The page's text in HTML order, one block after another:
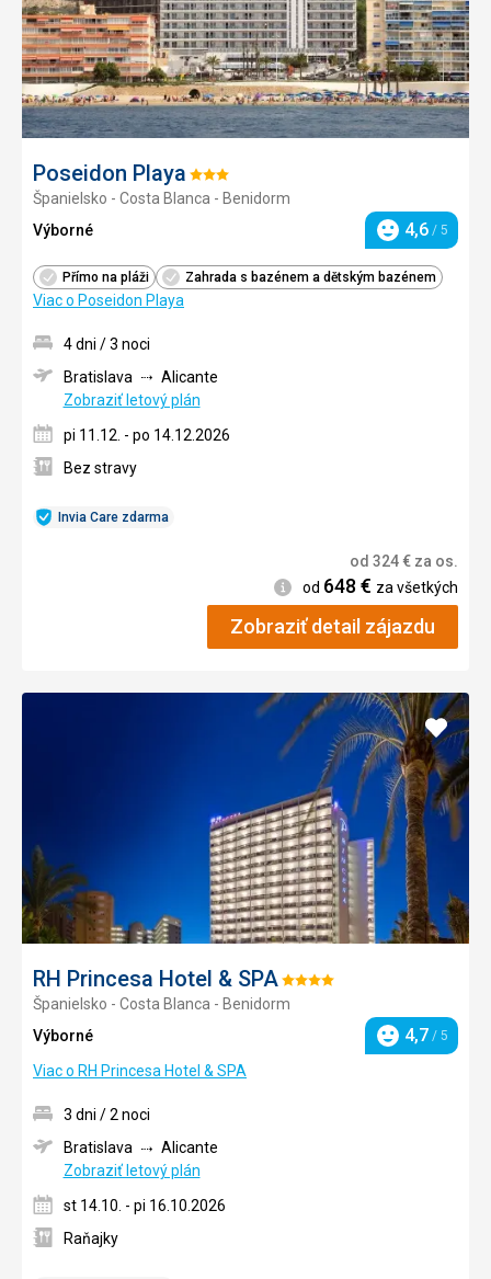
Poseidon Playa Hodnotenie:
3/5
Španielsko - Costa Blanca - Benidorm
Výborné
Hodnotenie
4,6 / 5
Přímo na pláži Zahrada s bazénem a dětským bazénem
Viac o Poseidon Playa
Invia Care zdarma
4 dni / 3 noci
Bratislava
Alicante
Zobraziť letový plán
pi 11.12. - po 14.12.2026
Bez stravy
od 324€ za os.
Informácie
od 648 € za všetkých
Zobraziť detail zájazdu
RH Princesa Hotel & SPAHodnotenie:
4/5
Španielsko - Costa Blanca - Benidorm
Výborné
Hodnotenie
4,7 / 5
Viac o RH Princesa Hotel & SPA
Pridať
do
3 dni / 2 noci
Bratislava
Alicante
Zobraziť letový plán
st 14.10. - pi 16.10.2026
Raňajky